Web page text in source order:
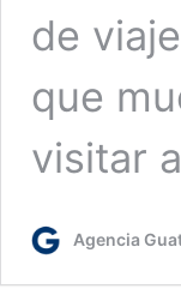
de
que
visitar
Agencia